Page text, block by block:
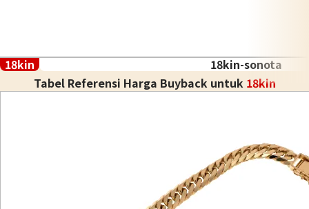
18kin
18kin-sonota
Tabel Referensi Harga Buyback untuk 18kin